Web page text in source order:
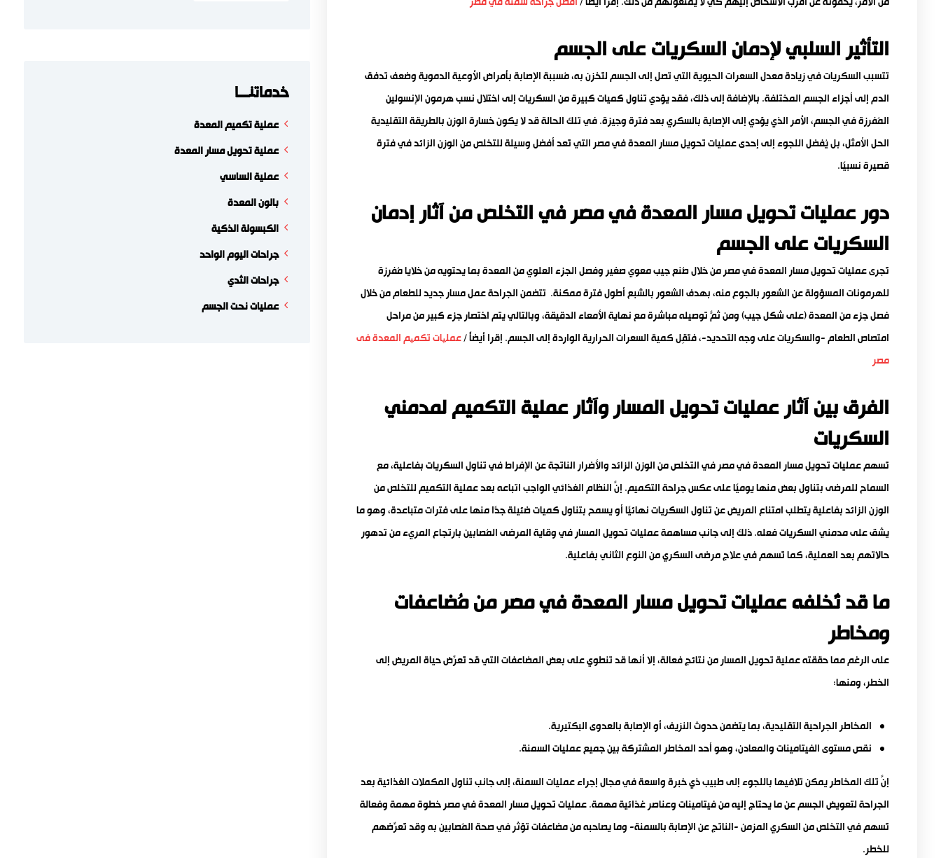
التأثير السلبي لإدمان السكريات على الجسم
تتسبب السكريات في زيادة معدل السعرات الحيوية التي تصل إلى الجسم لتُخزن به، مُسببة الإصابة بأمراض الأوعية الدموية وضعف تدفق
الدم إلى أجزاء الجسم المختلفة. بالإضافة إلى ذلك، فقد يؤدي تناول كميات كبيرة من السكريات إلى اختلال نسب هرمون الإنسولين
المُفرزة في الجسم، الأمر الذي يؤدي إلى الإصابة بالسكري بعد فترة وجيزة. في تلك الحالة قد لا يكون خسارة الوزن بالطريقة التقليدية
الحل الأمثل، بل يُفضل اللجوء إلى إحدى عمليات تحويل مسار المعدة في مصر التي تُعد أفضل وسيلة للتخلص من الوزن الزائد في فترة
قصيرة نسبيًا.
دور عمليات تحويل مسار المعدة في مصر في التخلص من آثار إدمان
السكريات على الجسم
تُجرى عمليات تحويل مسار المعدة في مصر من خلال صُنع جيب معوي صغير وفصل الجزء العلوي من المعدة بما يحتويه من خلايا مُفرِزة
للهرمونات المسؤولة عن الشعور بالجوع منه، بهدف الشعور بالشبع أطول فترة ممكنة. تتضمن الجراحة عمل مسار جديد للطعام من خلال
فصل جزء من المعدة (على شكل جيب) ومن ثمّ توصيله مباشرةً مع نهاية الأمعاء الدقيقة، وبالتالي يتم اختصار جزء كبير من مراحل
امتصاص الطعام -والسكريات على وجه التحديد-، فتَقِل كمية السعرات الحرارية الواردة إلى الجسم. إقرا أيضأً /عملیات تكمیم المعدة فى
مصر
الفرق بين آثار عمليات تحويل المسار وآثار عملية التكميم لمدمني
السكريات
تُسهم عمليات تحويل مسار المعدة في مصر في التخلص من الوزن الزائد والأضرار الناتجة عن الإفراط في تناول السكريات بفاعلية، مع
السماح للمرضى بتناول بعض منها يوميًا على عكس جراحة التكميم. إنَّ النظام الغذائي الواجب اتباعه بعد عملية التكميم للتخلص من
الوزن الزائد بفاعلية يتطلب امتناع المريض عن تناول السكريات نهائيًا أو يسمح بتناول كميات ضئيلة جدًا منها على فترات متباعدة، وهو ما
يشق على مدمني السكريات فعله. ذلك إلى جانب مساهمة عمليات تحويل المسار في وقاية المرضى المُصابين بارتجاع المريء من تدهور
حالاتهم بعد العملية، كما تُسهم في علاج مرضى السكري من النوع الثاني بفاعلية.
ما قد تُخلفه عمليات تحويل مسار المعدة في مصر من مُضاعفات
ومخاطر
على الرغم مما حققته عملية تحويل المسار من نتائجٍ فعالة، إلا أنها قد تنطوي على بعض المضاعفات التي قد تُعرِّض حياة المريض إلى
الخطر، ومنها:
المخاطر الجراحية التقليدية، بما يتضمن حدوث النزيف، أو الإصابة بالعدوى البكتيرية.
نقص مستوى الفيتامينات والمعادن، وهو أحد المخاطر المشتركة بين جميع عمليات السمنة.
إنَّ تلك المخاطر يمكن تلافيها باللجوء إلى طبيب ذي خبرة واسعة في مجال إجراء عمليات السمنة، إلى جانب تناول المكملات الغذائية بعد
الجراحة لتعويض الجسم عن ما يحتاج إليه من فيتامينات وعناصر غذائية مهمة. عمليات تحويل مسار المعدة في مصر خطوة مهمة وفعالة
تُسهم في التخلص من السكري المزمن -الناتج عن الإصابة بالسمنة- وما يصاحبه من مضاعفات تؤثر في صحة المُصابين به وقد تُعرِّضهم
للخطر.
خدماتنـــا
عملية تكميم المعدة
عملية تحويل مسار المعدة
عملية الساسي
بالون المعدة
الكبسولة الذكية
جراحات اليوم الواحد
جراحات الثدي
عمليات نحت الجسم